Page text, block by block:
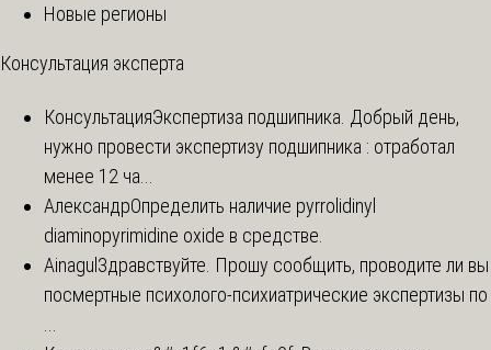
Новые регионы
Консультация эксперта
КонсультацияЭкспертиза подшипника. Добрый день,
нужно провести экспертизу подшипника : отработал
менее 12 ча...
АлександрОпределить наличие pyrrolidinyl
diaminopyrimidine oxide в средстве.
Ainagul Здравствуйте. Прошу сообщить, проводите ли вы
посмертные психолого-психиатрические экспертизы по
...